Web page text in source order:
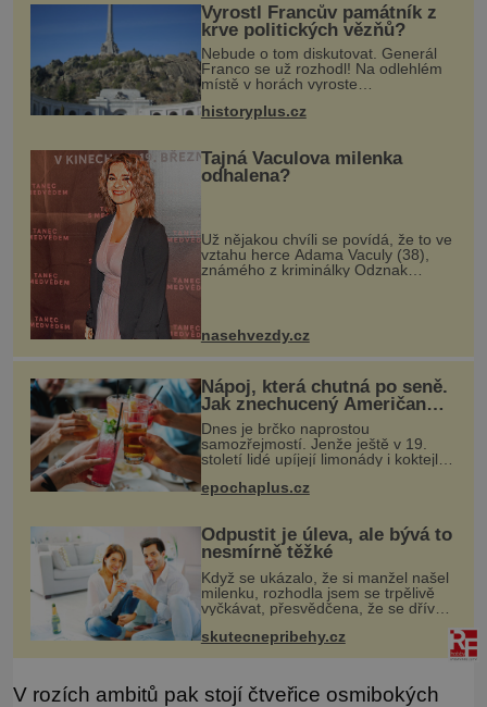
Vyrostl Francův památník z
krve politických vězňů?
Nebude o tom diskutovat. Generál
Franco se už rozhodl! Na odlehlém
místě v horách vyroste
monumentální památník jako pocta
všem frankistům i republikánům. S
historyplus.cz
Tajná Vaculova milenka
odhalena?
Už nějakou chvíli se povídá, že to ve
vztahu herce Adama Vaculy (38),
známého z kriminálky Odznak
Vysočina, pořádně skřípe. A teď je
nasehvezdy.cz
Nápoj, která chutná po seně.
Jak znechucený Američan
vymyslel brčko
Dnes je brčko naprostou
samozřejmostí. Jenže ještě v 19.
století lidé upíjejí limonády i koktejly
Fungují sice dobře, mají ale jednu
epochaplus.cz
Odpustit je úleva, ale bývá to
nesmírně těžké
Když se ukázalo, že si manžel našel
milenku, rozhodla jsem se trpělivě
vyčkávat, přesvědčena, že se dříve
či později vrátí k rodině. Možná je to
jedna z nejtěžších věcí na světě. Ale
skutecnepribehy.cz
V rozích ambitů pak stojí čtveřice osmibokých